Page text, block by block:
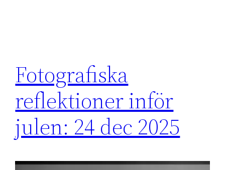
Fotografiska
reflektioner inför
julen: 24 dec 2025